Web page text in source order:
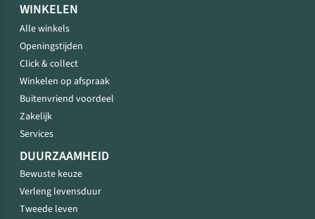
WINKELEN
Alle winkels
Openingstijden
Click & collect
Winkelen op afspraak
Buitenvriend voordeel
Zakelijk
Services
DUURZAAMHEID
Bewuste keuze
Verleng levensduur
Tweede leven